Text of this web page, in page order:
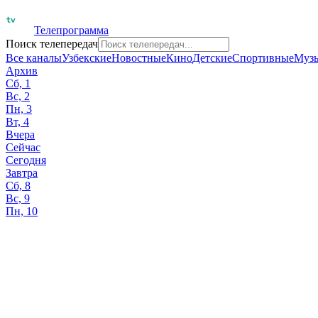
Телепрограмма
Поиск телепередач
Все каналыУзбекскиеНовостныеКиноДетскиеСпортивные
Архив
Сб, 1
Вс, 2
Пн, 3
Вт, 4
Вчера
Сейчас
Сегодня
Завтра
Сб, 8
Вс, 9
Пн, 10